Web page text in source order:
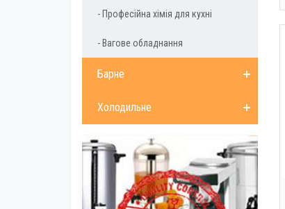
- Професійна хімія для кухні
- Вагове обладнання
Барне
Холодильне